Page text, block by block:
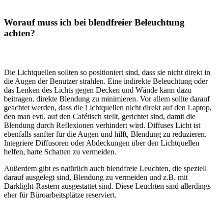
Worauf muss ich bei blendfreier Beleuchtung
achten?
Die Lichtquellen sollten so positioniert sind, dass sie nicht direkt in
die Augen der Benutzer strahlen. Eine indirekte Beleuchtung oder
das Lenken des Lichts gegen Decken und Wände kann dazu
beitragen, direkte Blendung zu minimieren. Vor allem sollte darauf
geachtet werden, dass die Lichtquellen nicht direkt auf den Laptop,
den man evtl. auf den Cafétisch stellt, gerichtet sind, damit die
Blendung durch Reflexionen verhindert wird. Diffuses Licht ist
ebenfalls sanfter für die Augen und hilft, Blendung zu reduzieren.
Integriere Diffusoren oder Abdeckungen über den Lichtquellen
helfen, harte Schatten zu vermeiden.
Außerdem gibt es natürlich auch blendfreie Leuchten, die speziell
darauf ausgelegt sind, Blendung zu vermeiden und z.B. mit
Darklight-Rastern ausgestattet sind. Diese Leuchten sind allerdings
eher für Büroarbeitsplätze reserviert.